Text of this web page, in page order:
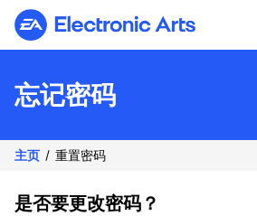
Electronic Arts
忘记密码
主页 重置密码
是否要更改密码？